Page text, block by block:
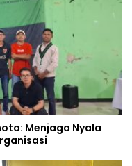
Menjaga Nyala